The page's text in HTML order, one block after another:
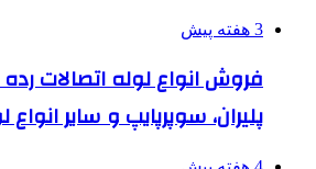
3 هفته پیش
پلیران، سوپرپایپ و سایر